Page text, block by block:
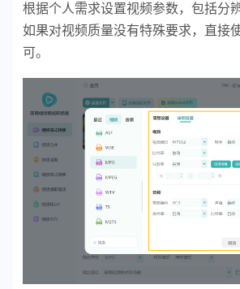
根据个人需求设置视频参数，包括分
如果对视频质量没有特殊要求，直接
可。